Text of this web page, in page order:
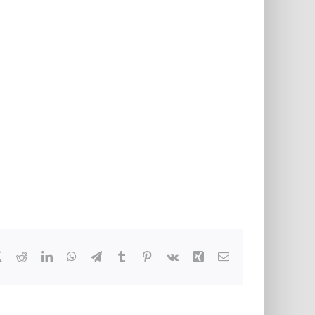
RedditLinkedInWhatsApp
TelegramTumblr Pinterest
Vk Xing E-